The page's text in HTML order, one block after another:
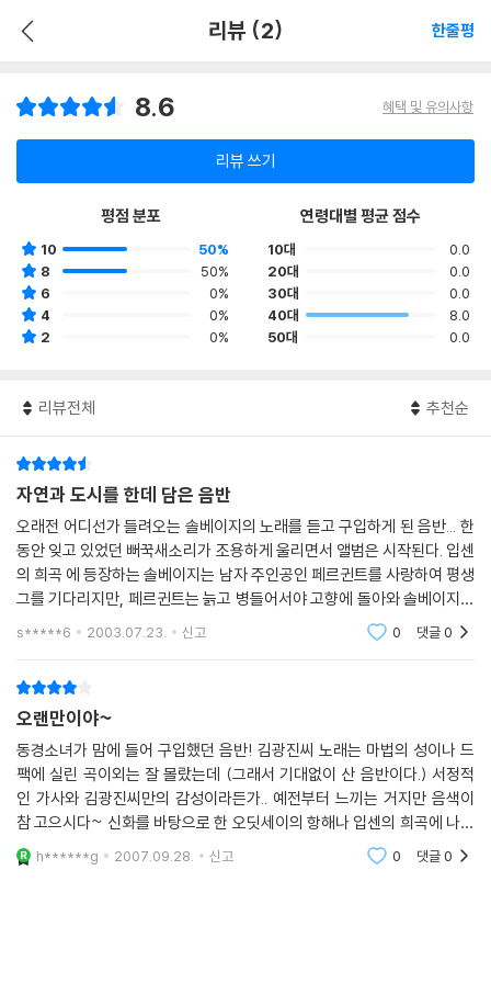
리뷰 (2) 한줄평
8.6 혜택 및 유의사항
리뷰 쓰기
평점 분포
10
50%
8
50%
6
0%
4
0%
2
0%
연령대별 평균 점수
10대
0.0
20대
0.0
30대
0.0
40대
8.0
50대
0.0
리뷰전체 추천순
자연과 도시를 한데 담은 음반
오래전 어디선가 들려오는 솔베이지의 노래를 듣고 구입하게 된 음반... 한
동안 잊고 있었던 뻐꾹새소리가 조용하게 울리면서 앨범은 시작된다. 입센
의 희곡 에 등장하는 솔베이지는 남자 주인공인 페르귄트를 사랑하여 평생
그를 기다리지만, 페르귄트는 늙고 병들어서야 고향에 돌아와 솔베이지의
품에 안겨 숨을 거둔다. 그러한 줄거리처럼 '솔베이지의 노래'의 가사는 말
s*****6 2003.07.23. 신고 0 댓글0
오랜만이야~
동경소녀가 맘에 들어 구입했던 음반! 김광진씨 노래는 마법의 성이나 드
팩에 실린 곡이외는 잘 몰랐는데 (그래서 기대없이 산 음반이다.) 서정적
인 가사와 김광진씨만의 감성이라든가.. 예전부터 느끼는 거지만 음색이
참 고으시다~ 신화를 바탕으로 한 오딧세이의 항해나 입센의 희곡에 나오
는 여주인공 솔베이지의 노래는 그만의 느낌으로 재해석했다. 신나는 느낌
의 비타민도
h******g 2007.09.28. 신고 0 댓글0